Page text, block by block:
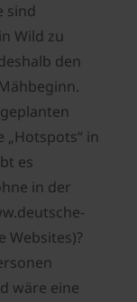
sind
Wild zu
den
in
es
in der
Websites)?
wäre eine